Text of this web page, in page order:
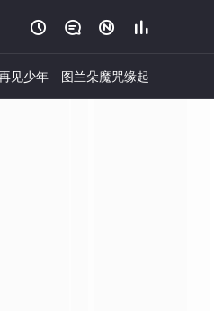
   
见少年 图兰朵魔咒缘起